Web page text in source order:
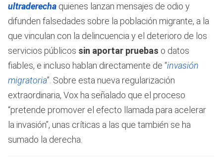
ultraderecha quienes lanzan mensajes de odio y
difunden falsedades sobre la población migrante, a la
que vinculan con la delincuencia y el deterioro de los
servicios públicos sin aportar pruebas o datos
fiables, e incluso hablan directamente de “invasión
migratoria”. Sobre esta nueva regularización
extraordinaria, Vox ha señalado que el proceso
“pretende promover el efecto llamada para acelerar
la invasión”, unas críticas a las que también se ha
sumado la derecha.